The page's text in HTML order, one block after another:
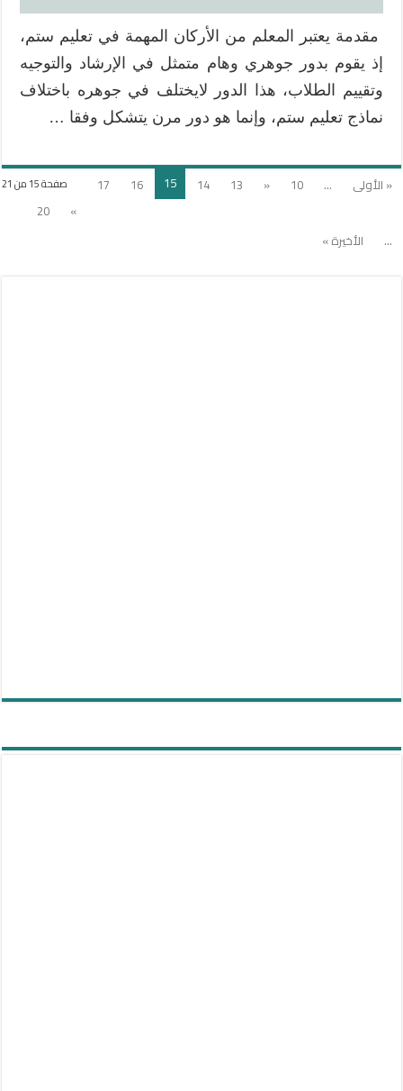
مقدمة يعتبر المعلم من الأركان المهمة في تعليم ستم،
إذ يقوم بدور جوهري وهام متمثل في الإرشاد والتوجيه
وتقييم الطلاب، هذا الدور لايختلف في جوهره باختلاف
نماذج تعليم ستم، وإنما هو دور مرن يتشكل وفقا …
صفحة 15 من 21 « الأولى ...
10
«
13
14
15
16
17
»
20
...
الأخيرة »